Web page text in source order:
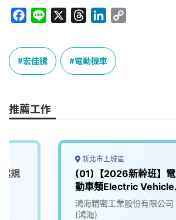
c
e
b
o
k
n
e
r
e
a
n
k
e
n
k
宏佳騰 電動機車
推薦工作
規
新北市土城區
(01)【2026新幹班】電
動車類Electric Vehicle
(EV)
鴻海精密工業股份有限公司
(鴻海)